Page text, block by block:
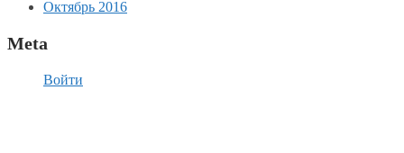
Октябрь 2016
Meta
Войти